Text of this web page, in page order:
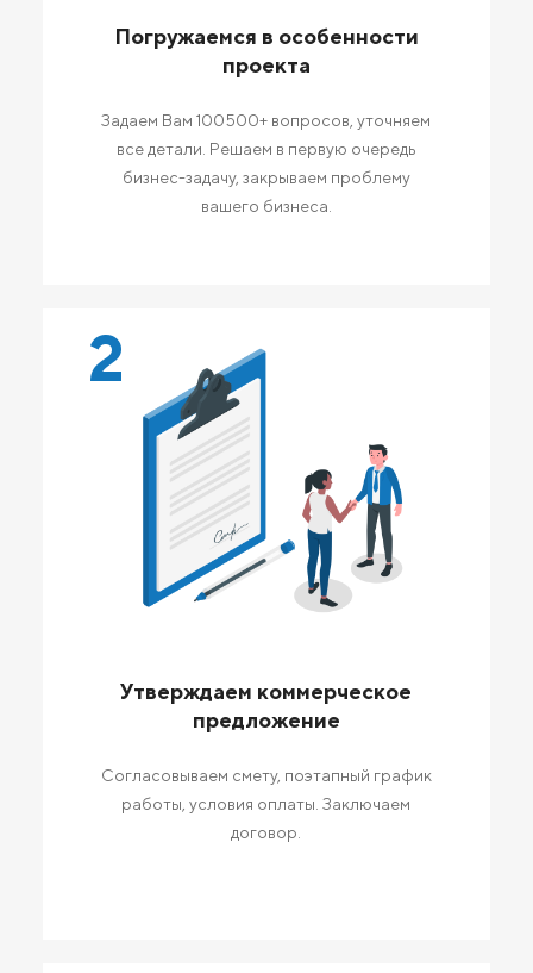
Погружаемся в особенности
проекта
Задаем Вам 100500+ вопросов, уточняем
все детали. Решаем в первую очередь
бизнес-задачу, закрываем проблему
вашего бизнеса.
2
Утверждаем коммерческое
предложение
Согласовываем смету, поэтапный график
работы, условия оплаты. Заключаем
договор.